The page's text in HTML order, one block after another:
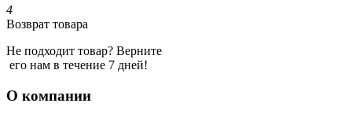
4
Возврат товара
Не подходит товар? Верните
его нам в течение 7 дней!
О компании